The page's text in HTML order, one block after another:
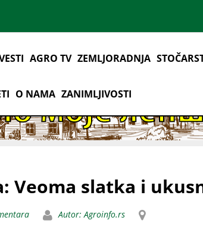
AGRO TV ZEMLJORADNJA
O NAMA ZANIMLJIVOSTI
Veoma slatka i
Autor: Agroinfo.rs